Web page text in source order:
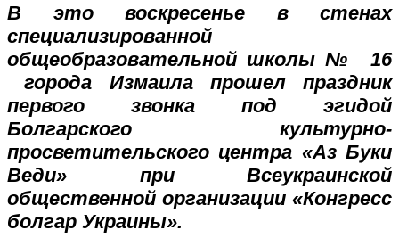
В это воскресенье в стенах
специализированной
общеобразовательной школы № 16
города Измаила прошел праздник
первого звонка под эгидой
Болгарского культурно-
просветительского центра «Аз Буки
Веди» при Всеукраинской
общественной организации «Конгресс
болгар Украины».